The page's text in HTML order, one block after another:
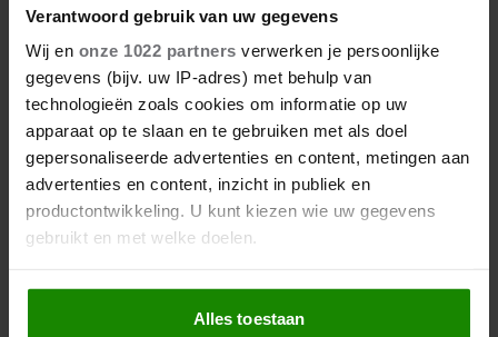
Verantwoord gebruik van uw gegevens
Wij en onze 1022 partners verwerken je persoonlijke
gegevens (bijv. uw IP-adres) met behulp van
technologieën zoals cookies om informatie op uw
apparaat op te slaan en te gebruiken met als doel
gepersonaliseerde advertenties en content, metingen aan
advertenties en content, inzicht in publiek en
productontwikkeling. U kunt kiezen wie uw gegevens
gebruikt en met welke doelen.
Als u het toestaat, willen we ook graag:
Informatie verzamelen over uw geografische locatie,
Alles toestaan
een subtiel maar stijlvol accent toe aan je
tuinontwerp. Voor degenen die graag de nadruk
leggen op specifieke elementen in de tuin, zoals
bomen of sculpturen, zijn er vele soorten spots
beschikbaar die gericht licht kunnen geven. Deze
kunnen worden geplaatst op schuttingen of direct
in de grond worden gestoken voor een dramatisch
effect. Daarnaast zorgen staande lampen of
lantaarns rondom zitgedeeltes voor voldoende